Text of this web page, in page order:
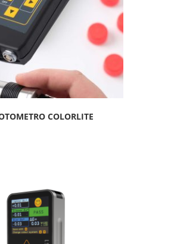
COLORLITE